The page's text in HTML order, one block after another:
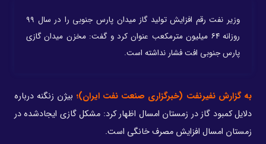
وزیر نفت رقم افزایش تولید گاز میدان پارس جنوبی را در سال ۹۹
روزانه ۶۴ میلیون مترمکعب عنوان کرد و گفت: مخزن میدان گازی
پارس جنوبی افت فشار نداشته است.
به گزارش نفیرنفت (خبرگزاری صنعت نفت ایران)؛ بیژن زنگنه درباره
دلایل کمبود گاز در زمستان امسال اظهار کرد: مشکل گازی ایجادشده در
زمستان امسال افزایش مصرف خانگی است.